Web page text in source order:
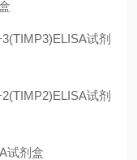
试剂
试剂
试剂盒